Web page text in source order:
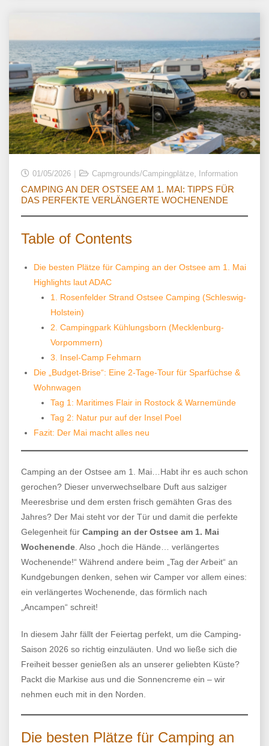
01/05/2026 Capmgrounds/Campingplätze Information
CAMPING AN DER OSTSEE AM 1. MAI: TIPPS FÜR
DAS PERFEKTE VERLÄNGERTE WOCHENENDE
Table of Contents
Die besten Plätze für Camping an der Ostsee am 1. Mai
Highlights laut ADAC
1. Rosenfelder Strand Ostsee Camping (Schleswig-
Holstein)
2. Campingpark Kühlungsborn (Mecklenburg-
Vorpommern)
3. Insel-Camp Fehmarn
Die „Budget-Brise“: Eine 2-Tage-Tour für Sparfüchse &
Wohnwagen
Tag 1: Maritimes Flair in Rostock & Warnemünde
Tag 2: Natur pur auf der Insel Poel
Fazit: Der Mai macht alles neu
Camping an der Ostsee am 1. Mai…Habt ihr es auch schon
gerochen? Dieser unverwechselbare Duft aus salziger
Meeresbrise und dem ersten frisch gemähten Gras des
Jahres? Der Mai steht vor der Tür und damit die perfekte
Gelegenheit für Camping an der Ostsee am 1. Mai
Wochenende . Also „hoch die Hände… verlängertes
Wochenende!“ Während andere beim „Tag der Arbeit“ an
Kundgebungen denken, sehen wir Camper vor allem eines:
ein verlängertes Wochenende, das förmlich nach
„Ancampen“ schreit!
In diesem Jahr fällt der Feiertag perfekt, um die Camping-
Saison 2026 so richtig einzuläuten. Und wo ließe sich die
Freiheit besser genießen als an unserer geliebten Küste?
Packt die Markise aus und die Sonnencreme ein – wir
nehmen euch mit in den Norden.
Die besten Plätze für Camping an